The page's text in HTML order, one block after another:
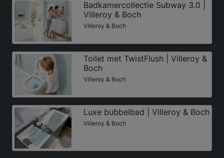
Badkamercollectie Subway 3.0 |
Villeroy & Boch
Villeroy & Boch
Toilet met TwistFlush | Villeroy &
Boch
Villeroy & Boch
Luxe bubbelbad | Villeroy & Boch
Villeroy & Boch